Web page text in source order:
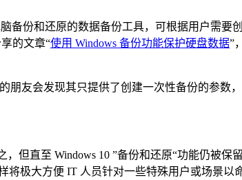
份和还原的数据备份工具，可根据用户需要
的文章“使用 Windows 备份功能保护硬盘数据”
友会发现其只提供了创建一次性备份的参数
直至 Windows 10 ”备份和还原“功能仍被保
将极大方便 IT 人员针对一些特殊用户或场景